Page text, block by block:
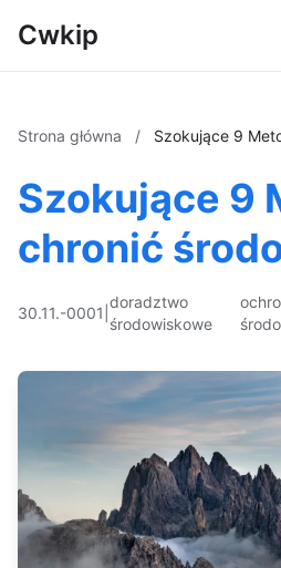
Cwkip
Strona główna / Szokujące 9
Szokujące 9
chronić
30.11.-0001
doradztwo
środowiskowe